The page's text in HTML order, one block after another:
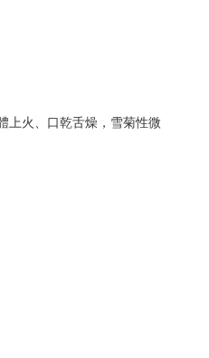
上火、口乾舌燥，雪菊性微